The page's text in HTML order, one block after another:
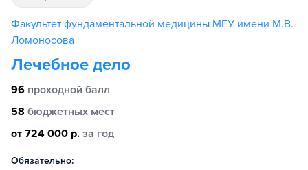
Факультет фундаментальной медицины МГУ имени М.В.
Ломоносова
Лечебное дело
96 проходной балл
58 бюджетных мест
от 724 000 р. за год
Обязательно: